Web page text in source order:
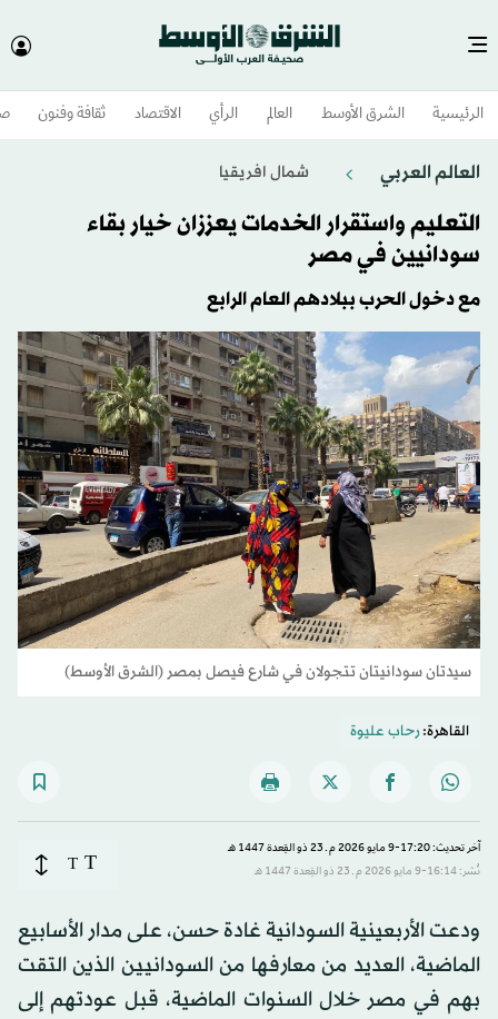
الرئيسية الشرق الأوسط​ العالم الرأي الاقتصاد ثقافة وفنون
العالم العربي شمال افريقيا
التعليم واستقرار الخدمات يعززان خيار بقاء
سودانيين في مصر
مع دخول الحرب ببلادهم العام الرابع
سيدتان سودانيتان تتجولان في شارع فيصل بمصر (الشرق الأوسط)
القاهرة:رحاب عليوة
آخر تحديث: 17:20-9 مايو 2026 م ـ 23 ذو القِعدة 1447 هـ
نُشر: 16:14-9 مايو 2026 م ـ 23 ذو القِعدة 1447 هـ
T
T
ودعت الأربعينية السودانية غادة حسن، على مدار الأسابيع
الماضية، العديد من معارفها من السودانيين الذين التقت
بهم في مصر خلال السنوات الماضية، قبل عودتهم إلى